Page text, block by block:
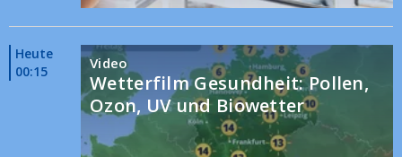
Heute
00:15
Video
Wetterfilm Gesundheit: Pollen,
Ozon, UV und Biowetter